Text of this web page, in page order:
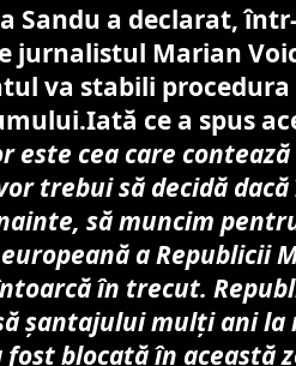
Sandu a declarat,
jurnalistul Marian
va stabili
ce a spus
este cea care
trebui să decidă dacă
să muncim
a Republicii
în trecut.
șantajului mulți ani la
fost blocată în această